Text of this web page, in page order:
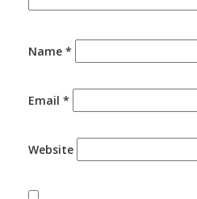
Name *
Email *
Website